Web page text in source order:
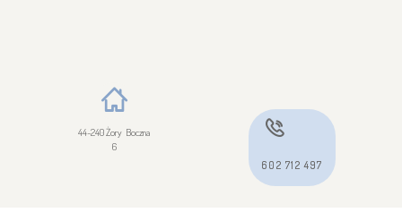
44-240 Żory Boczna
6
602 712 497